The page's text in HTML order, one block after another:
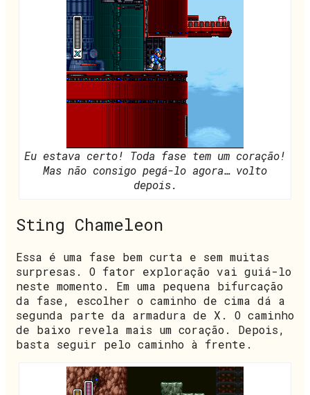
Eu estava certo! Toda fase tem um coração!
Mas não consigo pegá-lo agora… volto
depois.
Sting Chameleon
Essa é uma fase bem curta e sem muitas
surpresas. O fator exploração vai guiá-lo
neste momento. Em uma pequena bifurcação
da fase, escolher o caminho de cima dá a
segunda parte da armadura de X. O caminho
de baixo revela mais um coração. Depois,
basta seguir pelo caminho à frente.